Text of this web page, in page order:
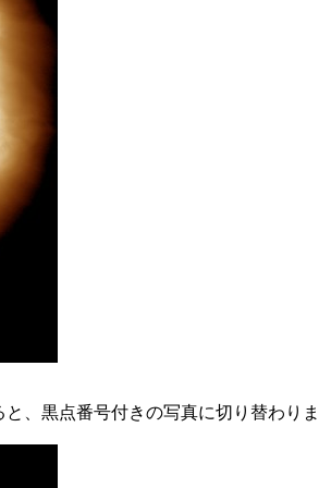
、黒点番号付きの写真に切り替わり